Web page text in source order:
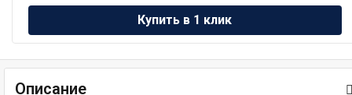
Описание